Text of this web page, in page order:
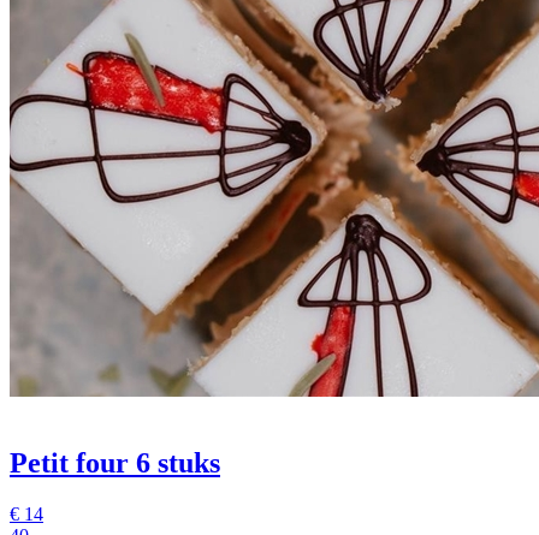
Petit four 6 stuks
€ 14